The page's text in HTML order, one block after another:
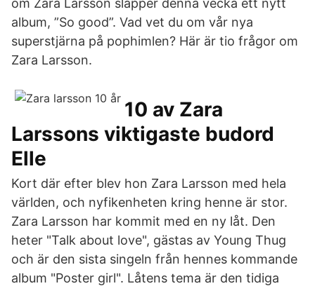
om Zara Larsson släpper denna vecka ett nytt
album, ”So good”. Vad vet du om vår nya
superstjärna på pophimlen? Här är tio frågor om
Zara Larsson.
10 av Zara
Larssons viktigaste budord
Elle
Kort där efter blev hon Zara Larsson med hela
världen, och nyfikenheten kring henne är stor.
Zara Larsson har kommit med en ny låt. Den
heter "Talk about love", gästas av Young Thug
och är den sista singeln från hennes kommande
album "Poster girl". Låtens tema är den tidiga